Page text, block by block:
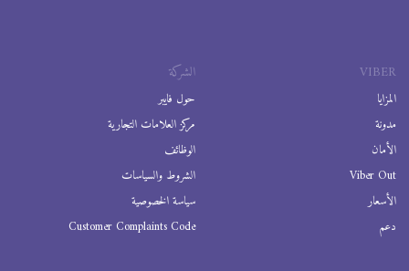
VIBER
المزايا
مدونة
الأمان
Viber Out
الأسعار
دعم
الشركة
حول فايبر
مركز العلامات التجارية
الوظائف
الشروط والسياسات
سياسة الخصوصية
Customer Complaints Code